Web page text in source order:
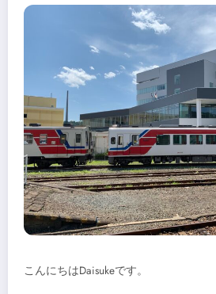
こんにちはDaisukeです。